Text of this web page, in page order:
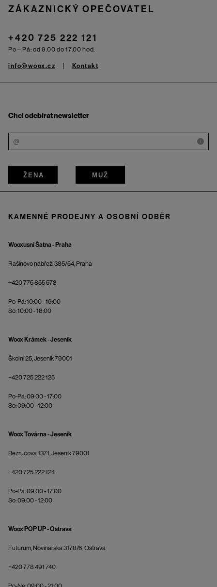
ZÁKAZNICKÝ OPEČOVATEL
+420 725 222 121
Po – Pá: od 9.00 do 17.00 hod.
info@woox.cz Kontakt
Chci odebírat newsletter
i
ŽENA MUŽ
KAMENNÉ PRODEJNY A OSOBNÍ ODBĚR
Wooxusní Šatna - Praha
Rašínovo nábřeží 385/54, Praha
+420 775 855 578
Po-Pá: 10:00 - 19:00
So: 10:00 - 18:00
Woox Krámek - Jeseník
Školní 25, Jeseník 79001
+420 725 222 125
Po-Pá: 09:00 - 17:00
So: 09:00 - 12:00
Woox Továrna - Jeseník
Bezručova 1371, Jeseník 79001
+420 725 222 124
Po-Pá: 09:00 - 17:00
So: 09:00 - 12:00
Woox POP UP - Ostrava
Futurum, Novinářská 3178/6, Ostrava
+420 778 491 740